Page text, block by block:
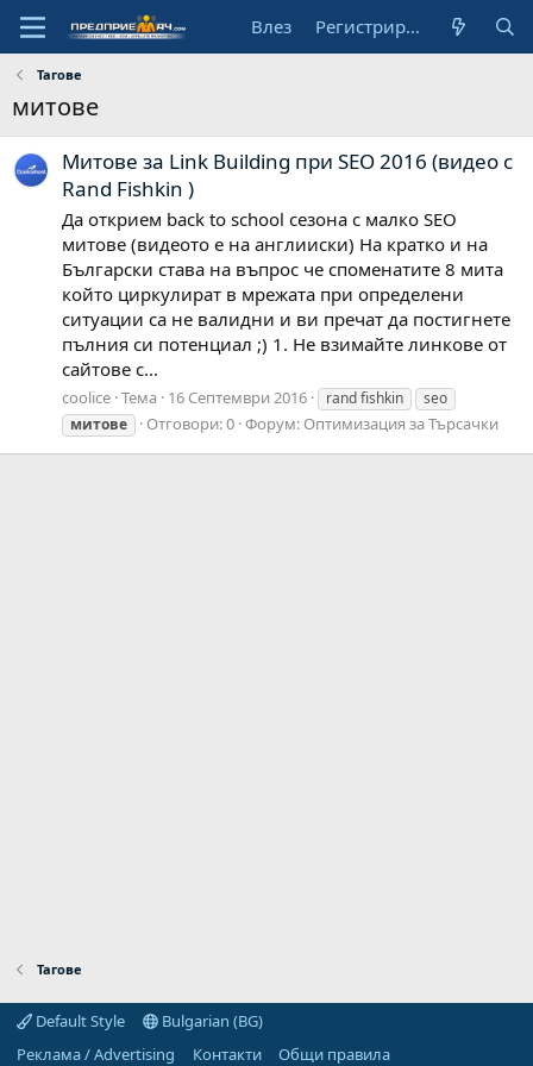
Влез Регистрирай се
Тагове
митове
Митове за Link Building при SEO 2016 (видео с
Rand Fishkin )
Да открием back to school сезона с малко SEO
митове (видеото е на англииски) На кратко и на
Български става на въпрос че споменатите 8 мита
който циркулират в мрежата при определени
ситуации са не валидни и ви пречат да постигнете
пълния си потенциал ;) 1. Не взимайте линкове от
сайтове с...
coolice Тема 16 Септември 2016 rand fishkin
seo
митове
Отговори: 0 Форум: Оптимизация за Търсачки
Тагове
Default Style
Bulgarian (BG)
Реклама / Advertising
Контакти
Общи правила